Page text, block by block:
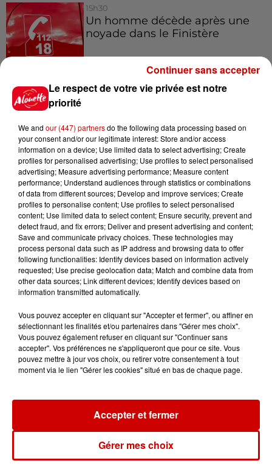
15h30
Un homme décède après une
noyade dans le Finistère
14h48
14h03
Invasion de physalies sur des
plages du Sud-Ouest
11h51
À LA UNE : affaire Manon
Relandeau, musée cambriolé et
Amel Bent en...
Jeux Voir plus
Festival du Roi Arthur 2026 !
Le respect de votre vie privée est notre
priorité
We and our (447) partnersdo the following data processing based on
your consent and/or our legitimate interest: Store and/or access
information on a device; Use limited data to select advertising; Create
profiles for personalised advertising; Use profiles to select personalised
advertising; Measure advertising performance; Measure content
performance; Understand audiences through statistics or combinations
of data from different sources; Develop and improve services; Create
profiles to personalise content; Use profiles to select personalised
content; Use limited data to select content; Ensure security, prevent and
detect fraud, and fix errors; Deliver and present advertising and content;
Save and communicate privacy choices. These technologies may
process personal data such as IP address and browsing data to offer
following functionalities: Identify devices based on information actively
requested; Use precise geolocation data; Match and combine data from
other data sources; Link different devices; Identify devices based on
information transmitted automatically.
Vous pouvez accepter en cliquant sur "Accepter et fermer", ou affiner en
sélectionnant les finalités et/ou partenaires dans "Gérer mes choix".
Vous pouvez également refuser en cliquant sur "Continuer sans
accepter". Vos préférences ne s'appliqueront que pour ce site. Vous
pouvez mettre à jour vos choix, ou retirer votre consentement à tout
moment via le lien "Gérer les cookies" situé en bas de chaque page.
Gérer mes choix
Accepter et fermer
Continuer sans accepter